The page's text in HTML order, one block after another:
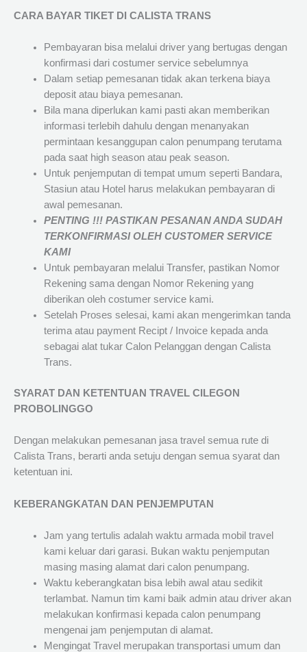
CARA BAYAR TIKET DI CALISTA TRANS
Pembayaran bisa melalui driver yang bertugas dengan
konfirmasi dari costumer service sebelumnya
Dalam setiap pemesanan tidak akan terkena biaya
deposit atau biaya pemesanan.
Bila mana diperlukan kami pasti akan memberikan
informasi terlebih dahulu dengan menanyakan
permintaan kesanggupan calon penumpang terutama
pada saat high season atau peak season.
Untuk penjemputan di tempat umum seperti Bandara,
Stasiun atau Hotel harus melakukan pembayaran di
awal pemesanan.
PENTING !!! PASTIKAN PESANAN ANDA SUDAH
TERKONFIRMASI OLEH CUSTOMER SERVICE
KAMI
Untuk pembayaran melalui Transfer, pastikan Nomor
Rekening sama dengan Nomor Rekening yang
diberikan oleh costumer service kami.
Setelah Proses selesai, kami akan mengerimkan tanda
terima atau payment Recipt / Invoice kepada anda
sebagai alat tukar Calon Pelanggan dengan Calista
Trans.
SYARAT DAN KETENTUAN TRAVEL CILEGON
PROBOLINGGO
Dengan melakukan pemesanan jasa travel semua rute di
Calista Trans, berarti anda setuju dengan semua syarat dan
ketentuan ini.
KEBERANGKATAN DAN PENJEMPUTAN
Jam yang tertulis adalah waktu armada mobil travel
kami keluar dari garasi. Bukan waktu penjemputan
masing masing alamat dari calon penumpang.
Waktu keberangkatan bisa lebih awal atau sedikit
terlambat. Namun tim kami baik admin atau driver akan
melakukan konfirmasi kepada calon penumpang
mengenai jam penjemputan di alamat.
Mengingat Travel merupakan transportasi umum dan